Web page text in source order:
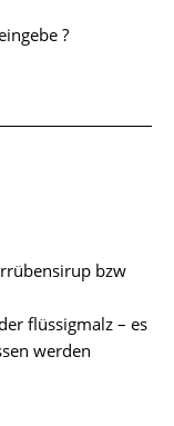
?
bzw
flüssigmalz – es
werden